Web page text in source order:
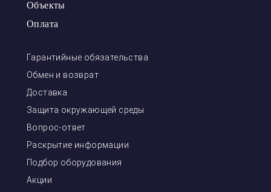
Объекты
Оплата
Гарантийные обязательства
Обмен и возврат
Доставка
Защита окружающей среды
Вопрос-ответ
Раскрытие информации
Подбор оборудования
Акции